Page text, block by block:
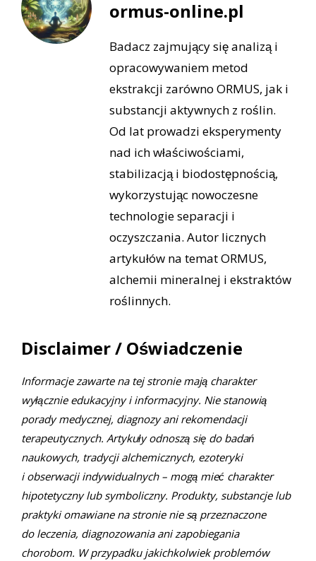
ormus-online.pl
Badacz zajmujący się analizą i
opracowywaniem metod
ekstrakcji zarówno ORMUS, jak i
substancji aktywnych z roślin.
Od lat prowadzi eksperymenty
nad ich właściwościami,
stabilizacją i biodostępnością,
wykorzystując nowoczesne
technologie separacji i
oczyszczania. Autor licznych
artykułów na temat ORMUS,
alchemii mineralnej i ekstraktów
roślinnych.
Disclaimer / Oświadczenie
Informacje zawarte na tej stronie mają charakter
wyłącznie edukacyjny i informacyjny. Nie stanowią
porady medycznej, diagnozy ani rekomendacji
terapeutycznych. Artykuły odnoszą się do badań
naukowych, tradycji alchemicznych, ezoteryki
i obserwacji indywidualnych – mogą mieć charakter
hipotetyczny lub symboliczny. Produkty, substancje lub
praktyki omawiane na stronie nie są przeznaczone
do leczenia, diagnozowania ani zapobiegania
chorobom. W przypadku jakichkolwiek problemów